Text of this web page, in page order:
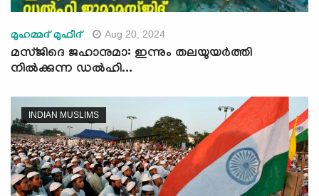
മുഹമ്മദ് മുഫീദ് Aug 20, 2024
മസ്ജിദെ ജഹാനുമാ: ഇന്നും തലയുയര്‍ത്തി
നില്‍ക്കുന്ന ഡല്‍ഹി...
INDIAN MUSLIMS